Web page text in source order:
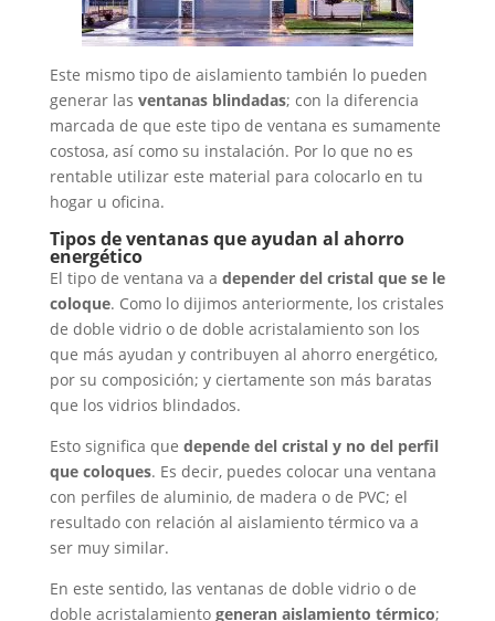
Este mismo tipo de aislamiento también lo pueden
generar las ventanas blindadas; con la diferencia
marcada de que este tipo de ventana es sumamente
costosa, así como su instalación. Por lo que no es
rentable utilizar este material para colocarlo en tu
hogar u oficina.
Tipos de ventanas que ayudan al ahorro
energético
El tipo de ventana va a depender del cristal que se le
coloque. Como lo dijimos anteriormente, los cristales
de doble vidrio o de doble acristalamiento son los
que más ayudan y contribuyen al ahorro energético,
por su composición; y ciertamente son más baratas
que los vidrios blindados.
Esto significa que depende del cristal y no del perfil
que coloques. Es decir, puedes colocar una ventana
con perfiles de aluminio, de madera o de PVC; el
resultado con relación al aislamiento térmico va a
ser muy similar.
En este sentido, las ventanas de doble vidrio o de
doble acristalamientogeneran aislamiento térmico;